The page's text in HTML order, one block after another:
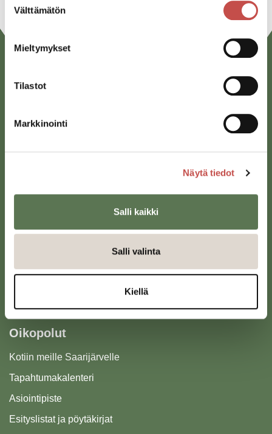
valinta
Välttämätön
Mieltymykset
Tilastot
Markkinointi
Näytä tiedot
Salli kaikki
Salli valinta
Kiellä
Karttapalvelu
Oikopolut
Kotiin meille Saarijärvelle
Tapahtumakalenteri
Asiointipiste
Esityslistat ja pöytäkirjat